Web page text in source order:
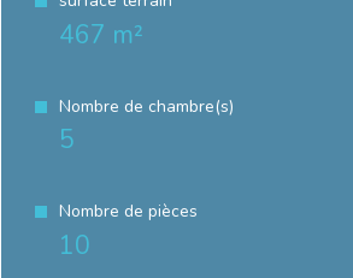
467 m²
Nombre de chambre(s)
5
Nombre de pièces
10